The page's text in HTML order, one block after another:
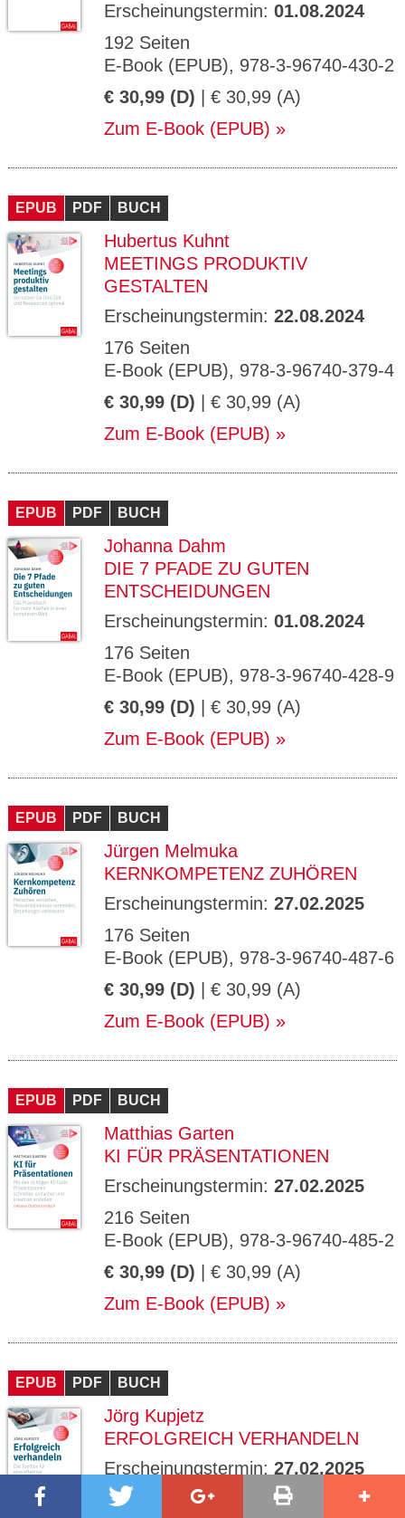
Erscheinungstermin: 01.08.2024
192 Seiten
E-Book (EPUB), 978-3-96740-430-2
€ 30,99 (D) | € 30,99 (A)
Zum E-Book (EPUB)
EPUB PDF BUCH
Hubertus Kuhnt
MEETINGS PRODUKTIV
GESTALTEN
Erscheinungstermin: 22.08.2024
176 Seiten
E-Book (EPUB), 978-3-96740-379-4
€ 30,99 (D) | € 30,99 (A)
Zum E-Book (EPUB)
EPUB PDF BUCH
Johanna Dahm
DIE 7 PFADE ZU GUTEN
ENTSCHEIDUNGEN
Erscheinungstermin: 01.08.2024
176 Seiten
E-Book (EPUB), 978-3-96740-428-9
€ 30,99 (D) | € 30,99 (A)
Zum E-Book (EPUB)
EPUB PDF BUCH
Jürgen Melmuka
KERNKOMPETENZ ZUHÖREN
Erscheinungstermin: 27.02.2025
176 Seiten
E-Book (EPUB), 978-3-96740-487-6
€ 30,99 (D) | € 30,99 (A)
Zum E-Book (EPUB)
EPUB PDF BUCH
Matthias Garten
KI FÜR PRÄSENTATIONEN
Erscheinungstermin: 27.02.2025
216 Seiten
E-Book (EPUB), 978-3-96740-485-2
€ 30,99 (D) | € 30,99 (A)
Zum E-Book (EPUB)
EPUB PDF BUCH
Jörg Kupjetz
ERFOLGREICH VERHANDELN
Erscheinungstermin: 27.02.2025
168 Seiten